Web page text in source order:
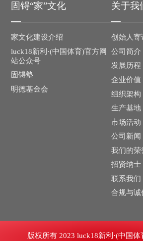
固锝“家”文化
家文化建设介绍
luck18新利·(中国体育)官方网
站公众号
固锝塾
明德基金会
关于我
创始人寄
公司简介
发展历程
企业价值
组织架构
生产基地
市场活动
公司新闻
我们的荣
招贤纳士
联系我们
合规与诚
版权所有 2023 luck18新利·(中国